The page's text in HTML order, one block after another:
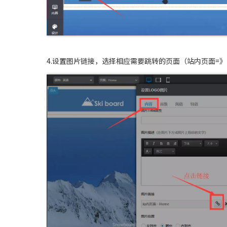
4.设置图片链接，选择相应需要跳转的页面（站内页面=